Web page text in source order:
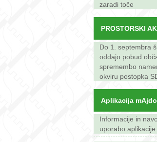
zaradi toče
PROSTORSKI
Do 1. septembra
oddajo pobud
spremembo
okviru postopka
Aplikacija
Informacije in
uporabo